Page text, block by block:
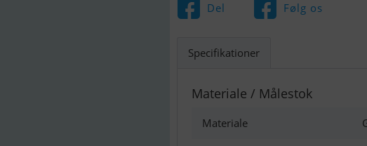
Del Følg os
Specifikationer
Materiale / Målestok
Materiale